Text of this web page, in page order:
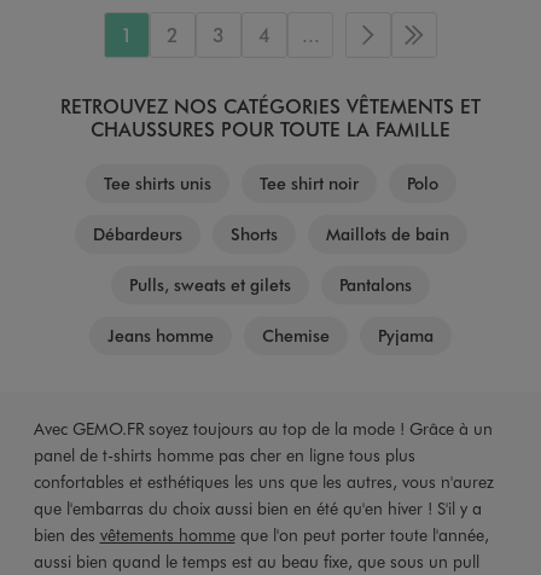
1 2 3 4 ... Page suivante
Dernière page
RETROUVEZ NOS CATÉGORIES VÊTEMENTS ET
CHAUSSURES POUR TOUTE LA FAMILLE
Tee shirts unis Tee shirt noir Polo
Débardeurs Shorts Maillots de bain
Pulls, sweats et gilets Pantalons
Jeans homme Chemise Pyjama
Avec GEMO.FR soyez toujours au top de la mode ! Grâce à un
panel de t-shirts homme pas cher en ligne tous plus
confortables et esthétiques les uns que les autres, vous n'aurez
que l'embarras du choix aussi bien en été qu'en hiver ! S'il y a
bien des vêtements hommeque l'on peut porter toute l'année,
aussi bien quand le temps est au beau fixe, que sous un pull